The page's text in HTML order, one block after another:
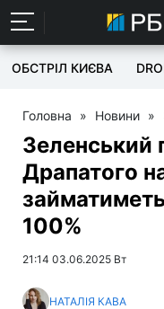
ОБСТРІЛ КИЄВА
Головна » Новини »
Зеленський
Драпатого
100%
21:14 03.06.2025 Вт
НАТАЛІЯ КАВА